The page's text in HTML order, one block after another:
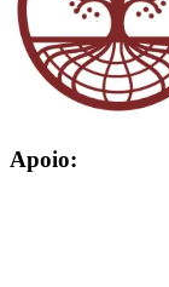
Apoio: